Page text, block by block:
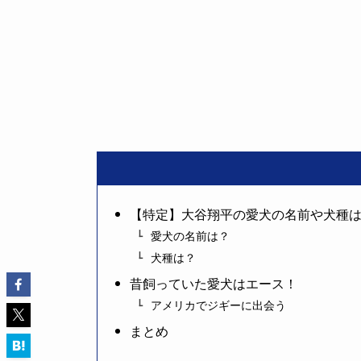
【特定】大谷翔平の愛犬の名前や犬種
愛犬の名前は？
犬種は？
昔飼っていた愛犬はエース！
アメリカでジギーに出会う
まとめ